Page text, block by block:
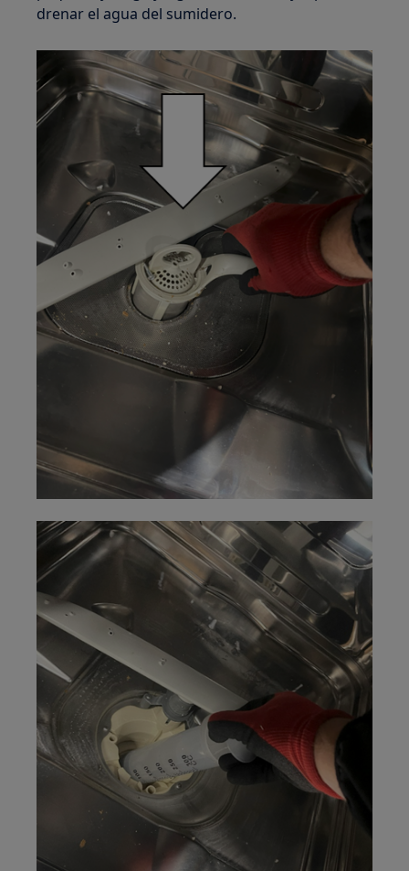
drenar el agua del sumidero.